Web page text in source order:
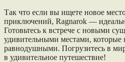
Так что если вы ищете новое
приключений, Ragnarok —
Готовьтесь к встрече с новыми
удивительными местами, которые
равнодушными. Погрузитесь в
в удивительное путешествие!